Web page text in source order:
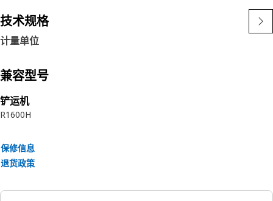
技术规格
计量单位
兼容型号
铲运机
R1600H
保修信息
退货政策